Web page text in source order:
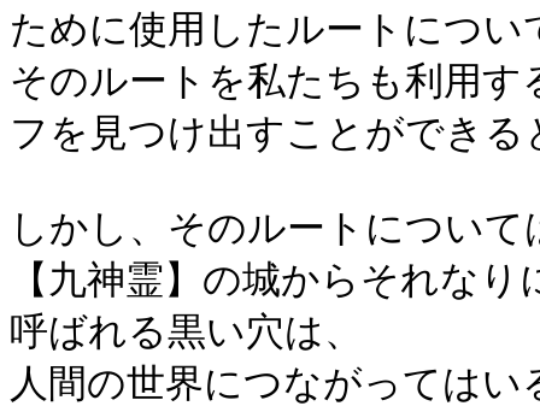
ために使用したルートについ
そのルートを私たちも利用
フを見つけ出すことができる
しかし、そのルートについ
【九神霊】の城からそれな
呼ばれる黒い穴は、
人間の世界につながっては